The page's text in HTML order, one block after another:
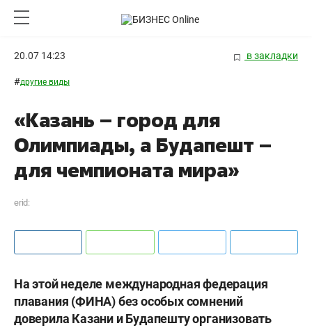
20.07 14:23 в закладки
#другие виды
«Казань – город для
Олимпиады, а Будапешт –
для чемпионата мира»
erid:
На этой неделе международная федерация
плавания (ФИНА) без особых сомнений
доверила Казани и Будапешту организовать